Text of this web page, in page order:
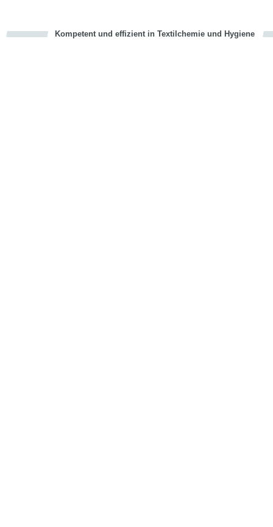
Kompetent und effizient in Textilchemie und Hygiene